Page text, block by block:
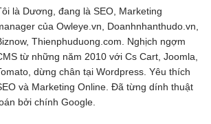
là Dương, đang là SEO, Marketing
của Owleye.vn, Doanhnhanthudo.vn,
Thienphuduong.com. Nghịch ngợm
từ những năm 2010 với Cs Cart, Joomla,
dừng chân tại Wordpress. Yêu thích
và Marketing Online. Đã từng dính thuật
bởi chính Google.